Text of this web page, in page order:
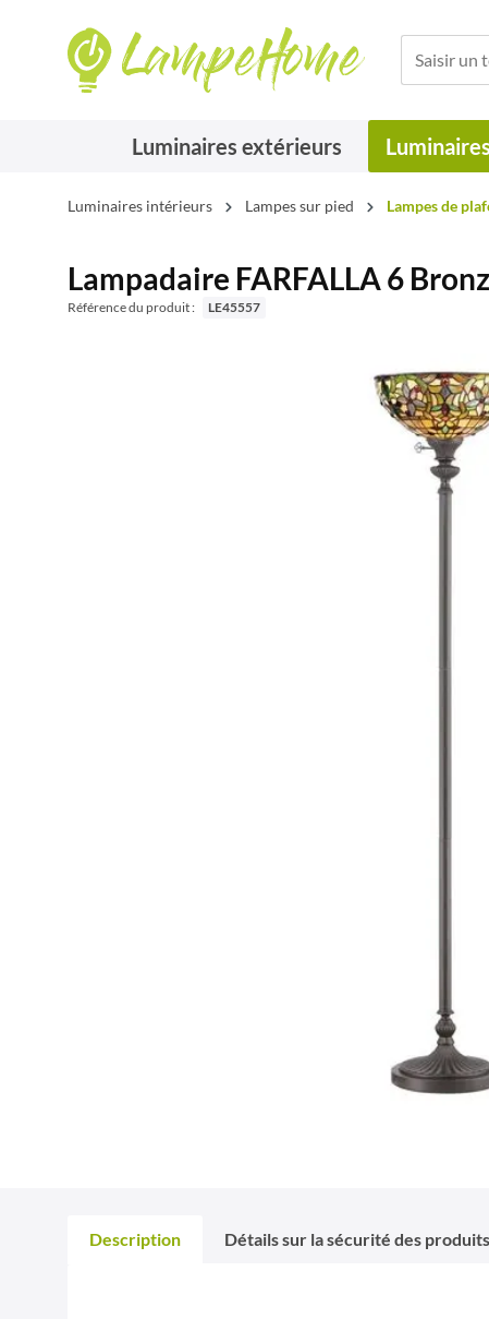
Luminaires extérieurs
Luminaires intérieurs Lampes sur pied Lampes de
Lampadaire FARFALLA 6
Référence du produit : LE45557
Description Détails sur la sécurité des produits